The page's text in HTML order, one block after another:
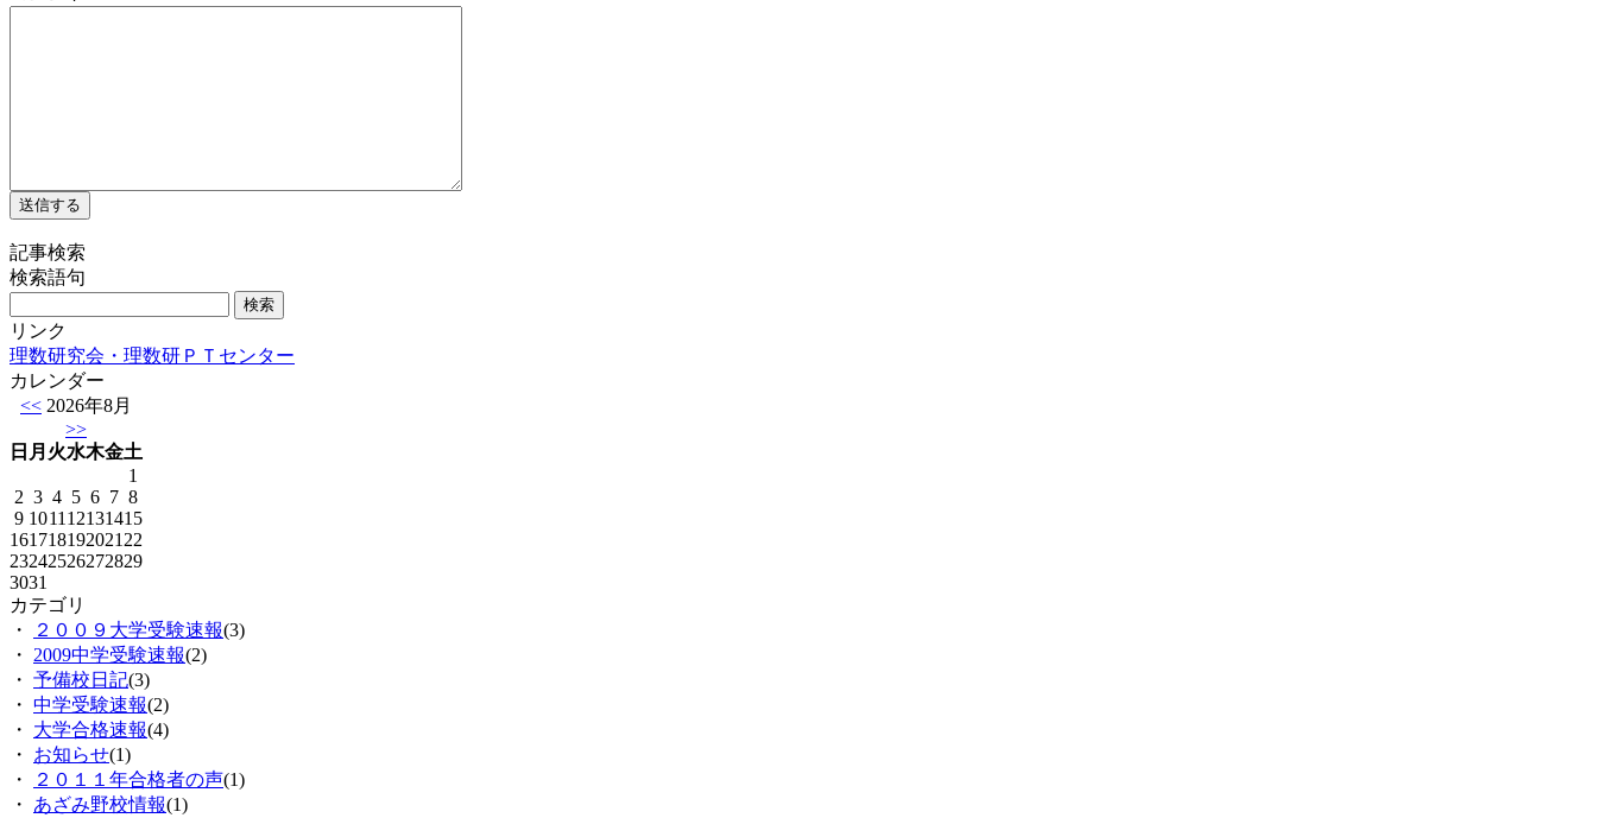
記事検索
検索語句
リンク
理数研究会・理数研ＰＴセンター
カレンダー
<< 2026年8月
>>
日 月 火水木金土
1
2 3 4 5 6 7 8
9 101112131415
16171819202122
23242526272829
3031
カテゴリ
・
２００９大学受験速報(3)
・ 2009中学受験速報(2)
・ 予備校日記(3)
・ 中学受験速報(2)
・ 大学合格速報(4)
・ お知らせ(1)
・
２０１１年合格者の声(1)
・ あざみ野校情報(1)